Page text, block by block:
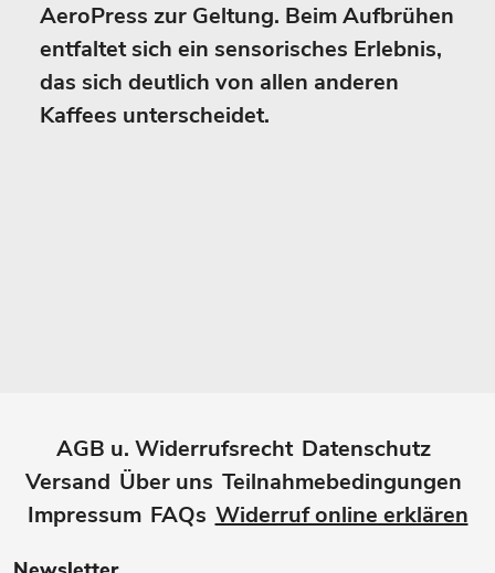
AeroPress zur Geltung. Beim Aufbrühen
entfaltet sich ein sensorisches Erlebnis,
das sich deutlich von allen anderen
Kaffees unterscheidet.
AGB u. Widerrufsrecht Datenschutz
Versand Über uns Teilnahmebedingungen
Impressum FAQs Widerruf online erklären